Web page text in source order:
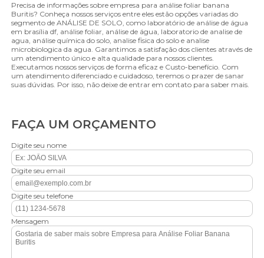
Precisa de informações sobre empresa para análise foliar banana
Buritis? Conheça nossos serviços entre eles estão opções variadas do
segmento de ANÁLISE DE SOLO, como laboratório de análise de água
em brasília df, análise foliar, análise de água, laboratorio de analise de
agua, análise química do solo, analise fisica do solo e analise
microbiologica da agua. Garantimos a satisfação dos clientes através de
um atendimento único e alta qualidade para nossos clientes.
Executamos nossos serviços de forma eficaz e Custo-benefício. Com
um atendimento diferenciado e cuidadoso, teremos o prazer de sanar
suas dúvidas. Por isso, não deixe de entrar em contato para saber mais.
FAÇA UM ORÇAMENTO
Digite seu nome
Digite seu email
Digite seu telefone
Mensagem